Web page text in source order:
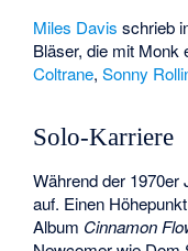
Miles Davis schrieb
Bläser, die mit
Coltrane,Sonny
Solo-Karriere
Während der 1970er
auf. Einen
Album Cinnamon